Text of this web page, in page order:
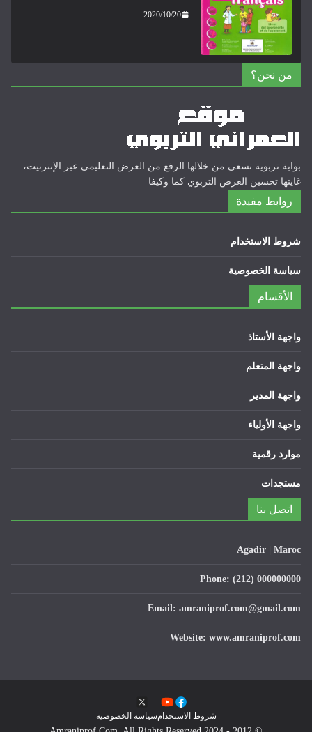
2020/10/20
من نحن؟
بوابة تربوية نسعى من خلالها الرفع من العرض التعليمي عبر الإنترنيت،
غايتها تحسين العرض التربوي كما وكيفا
روابط مفيدة
شروط الاستخدام
سياسة الخصوصية
الأقسام
واجهة الأستاذ
واجهة المتعلم
واجهة المدير
واجهة الأولياء
موارد رقمية
مستجدات
اتصل بنا
Agadir | Maroc
Phone: (212) 000000000
Email: amraniprof.com@gmail.com
Website: www.amraniprof.com
شروط الاستخدامسياسة الخصوصية